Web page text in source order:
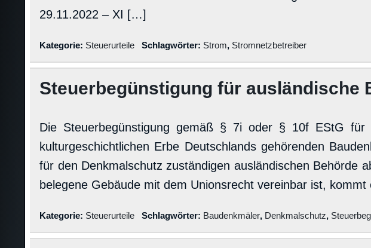
29.11.2022 – XI […]
Kategorie: Steuerurteile Schlagwörter: Strom, Stromnetzbetreiber
Steuerbegünstigung für ausländische
Die Steuerbegünstigung gemäß § 7i oder § 10f EStG
kulturgeschichtlichen Erbe Deutschlands gehörenden
für den Denkmalschutz zuständigen ausländischen Behörde
belegene Gebäude mit dem Unionsrecht vereinbar ist,
Kategorie: Steuerurteile Schlagwörter: Baudenkmäler, Denkmalschutz,